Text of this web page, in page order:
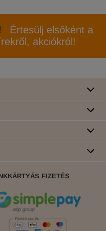
Értesülj elsőként a
akciókról!
FIZETÉS